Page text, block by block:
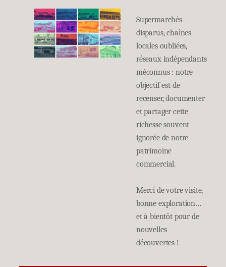
Supermarchés
disparus, chaînes
locales oubliées,
réseaux indépendants
méconnus : notre
objectif est de
recenser, documenter
et partager cette
richesse souvent
ignorée de notre
patrimoine
commercial.
Merci de votre visite,
bonne exploration…
et à bientôt pour de
nouvelles
découvertes !